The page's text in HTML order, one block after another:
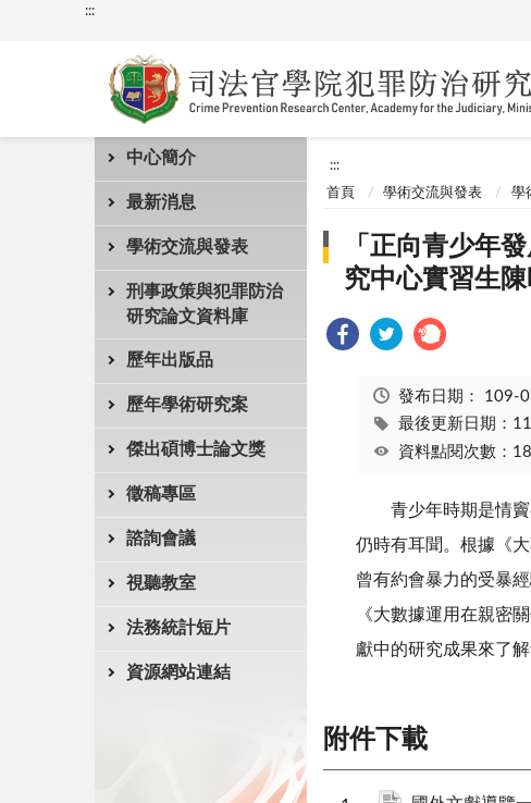
:::
中心簡介
最新消息
學術交流與發表
刑事政策與犯罪防治
研究論文資料庫
歷年出版品
歷年學術研究案
傑出碩博士論文獎
徵稿專區
諮詢會議
視聽教室
法務統計短片
資源網站連結
:::
首頁 學術交流與發表 學
「正向青少年
究中心實習生陳
發布日期： 109-
最後更新日期：
資料點閱次數：
青少年時期是情竇
仍時有耳聞。根據《
曾有約會暴力的受暴
《大數據運用在親密
獻中的研究成果來了
附件下載